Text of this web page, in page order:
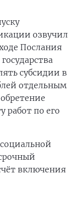
озвучил
Послания
субсидии в
отдельным
работ по его
включения